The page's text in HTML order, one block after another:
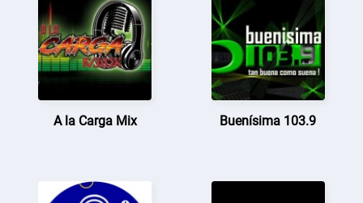
A la Carga Mix Buenísima 103.9